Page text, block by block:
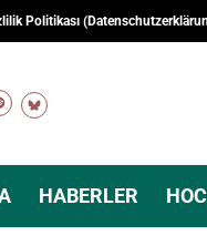
Politikası
HABERLER